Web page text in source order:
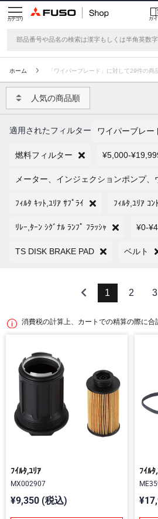
カテゴリ ガ
ホーム 「ワイパーブレード」に対して29件の商
人気の商品順
適用されたフィルター ワイパーブレー
燃料フィルター ¥5,000-
メーター、インジェクションポンプ、
ﾌｨﾙﾀ ｷｯﾄ,ﾕﾘｱ ｻﾌﾟﾗｲ ﾌｨﾙﾀ,ﾕﾘｱ ｺﾝ
ﾘﾚｰ,ﾀｰﾝ ｼｸﾞﾅﾙ ﾗﾝﾌﾟ ﾌﾗｯｼｬ ¥0-
TS DISK BRAKE PAD ベルト
1 2 3
消費税の計算上、カートでの精算の際に合
ﾌｲﾙﾀ,ﾕﾘｱ
MX002907
¥9,350 (税込)
ﾌｲﾙﾀ